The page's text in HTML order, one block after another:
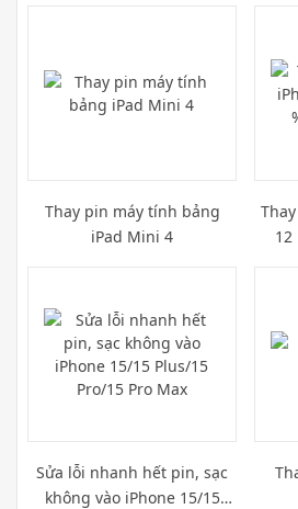
Thay pin máy tính bảng
iPad Mini 4
12
Sửa lỗi nhanh hết pin, sạc
không vào iPhone 15/15